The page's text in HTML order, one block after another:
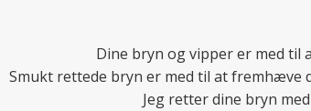
Dine bryn og vipper er med til
Smukt rettede bryn er med til at fremhæve
Jeg retter dine bryn